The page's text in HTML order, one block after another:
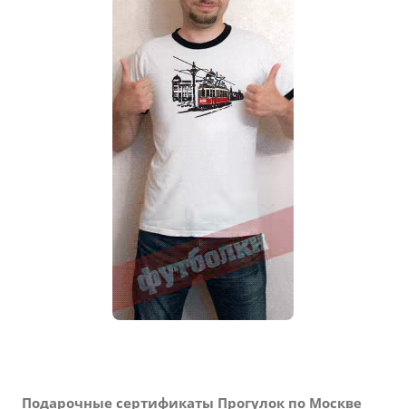
Подарочные сертификаты Прогулок по Москве